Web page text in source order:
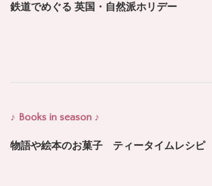
鉄道でめぐる 英国・自然派ホリデー
♪ Books in season ♪
物語や絵本のお菓子 ティータイムレシピ